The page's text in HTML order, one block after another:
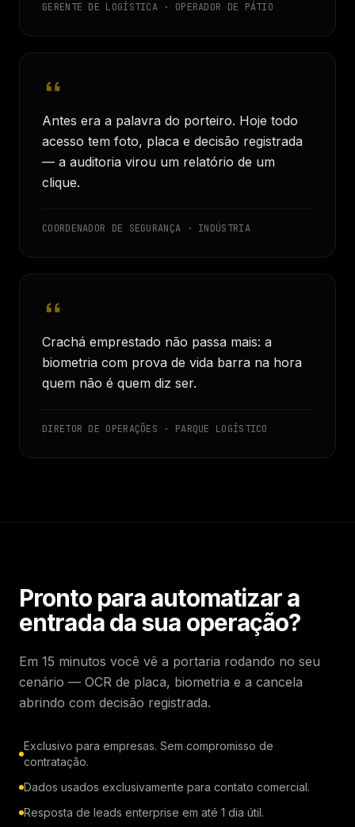
GERENTE DE LOGÍSTICA · OPERADOR DE PÁTIO
Antes era a palavra do porteiro. Hoje todo
acesso tem foto, placa e decisão registrada
— a auditoria virou um relatório de um
clique.
COORDENADOR DE SEGURANÇA · INDÚSTRIA
Crachá emprestado não passa mais: a
biometria com prova de vida barra na hora
quem não é quem diz ser.
DIRETOR DE OPERAÇÕES · PARQUE LOGÍSTICO
Pronto para automatizar a
entrada da sua operação?
Em 15 minutos você vê a portaria rodando no seu
cenário — OCR de placa, biometria e a cancela
abrindo com decisão registrada.
Exclusivo para empresas. Sem compromisso de
contratação.
Dados usados exclusivamente para contato comercial.
Resposta de leads enterprise em até 1 dia útil.